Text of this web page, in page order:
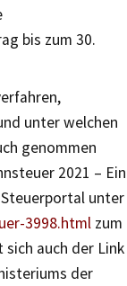
bis zum 30.
unter welchen
genommen
2021 – Ein
unter
3998.html zum
auch der Link
der